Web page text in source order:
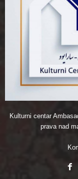
Kulturni centar
prava nad